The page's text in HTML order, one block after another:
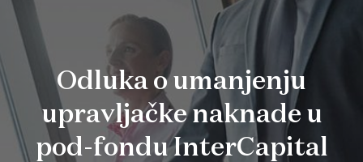
Odluka o umanjenju
upravljačke naknade u
pod-fondu InterCapital